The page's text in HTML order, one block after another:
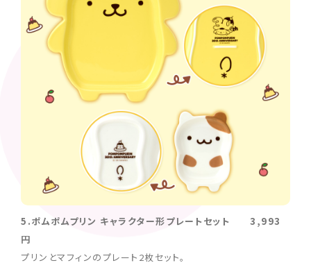
5.ポムポムプリン キャラクター形プレートセット 3,993
円
プリンとマフィンのプレート2枚セット。